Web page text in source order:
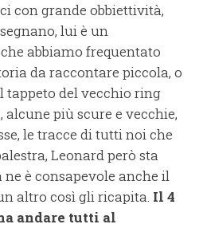
con grande obbiettività,
lui è un
abbiamo frequentato
da raccontare piccola, o
tappeto del vecchio ring
più scure e vecchie,
le tracce di tutti noi che
Leonard però sta
è consapevole anche il
altro così gli ricapita. Il 4
andare tutti al